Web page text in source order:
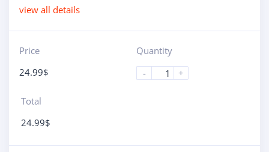
view all details
Price
24.99$
Quantity
-
+
Total
24.99$